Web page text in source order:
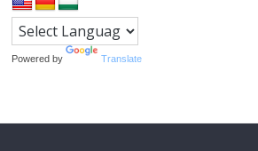
Powered by Translate